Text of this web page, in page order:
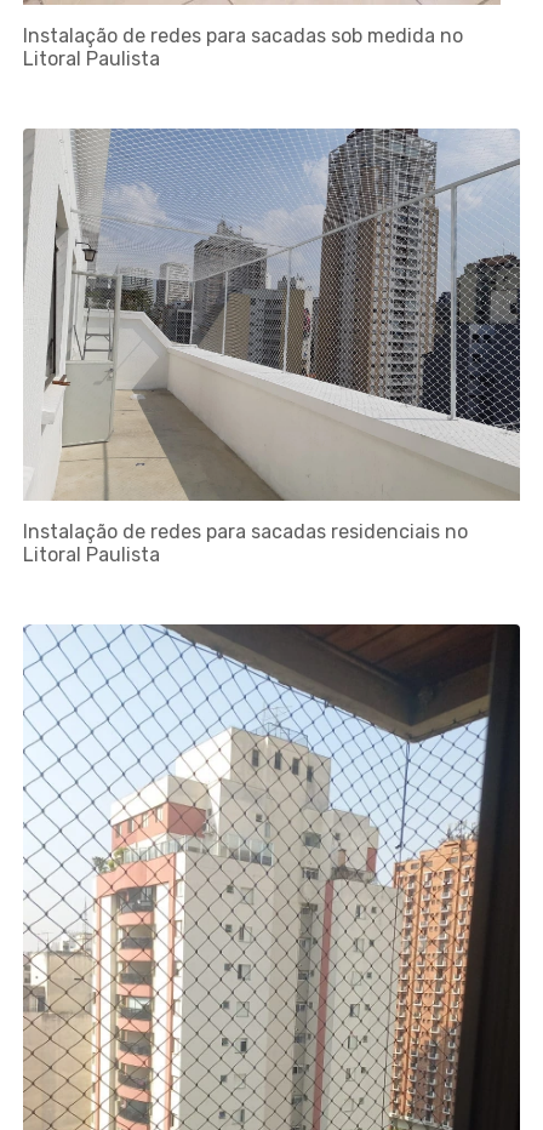
Instalação de redes para sacadas sob medida no
Litoral Paulista
Instalação de redes para sacadas residenciais no
Litoral Paulista